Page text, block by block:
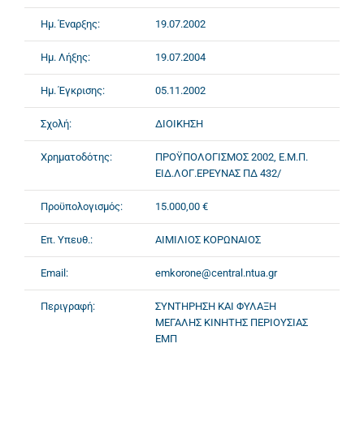
Ημ. Έναρξης: 19.07.2002
Ημ. Λήξης: 19.07.2004
Ημ. Έγκρισης: 05.11.2002
Σχολή: ΔΙΟΙΚΗΣΗ
Χρηματοδότης:
ΠΡΟΫΠΟΛΟΓΙΣΜΟΣ 2002, Ε.Μ.Π.
ΕΙΔ.ΛΟΓ.ΕΡΕΥΝΑΣ ΠΔ 432/
Προϋπολογισμός: 15.000,00 €
Επ. Υπευθ.: ΑΙΜΙΛΙΟΣ ΚΟΡΩΝΑΙΟΣ
Email: emkorone@central.ntua.gr
Περιγραφή:
ΣΥΝΤΗΡΗΣΗ ΚΑΙ ΦΥΛΑΞΗ
ΜΕΓΑΛΗΣ ΚΙΝΗΤΗΣ ΠΕΡΙΟΥΣΙΑΣ
ΕΜΠ